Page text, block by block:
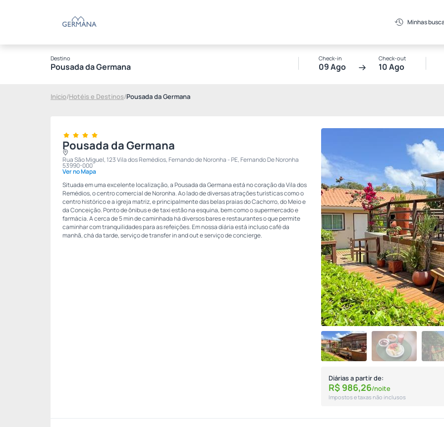
Minhas
Destino
Pousada da Germana
Check-in
09 Ago
Check-out
10 Ago
Início/Hotéis e Destinos/Pousada da Germana
Pousada da Germana
Rua São Miguel, 123 Vila dos Remédios, Fernando de Noronha - PE, Fernando De Noronha
53990-000
Ver no Mapa
Situada em uma excelente localização, a Pousada da Germana está no coração da Vila dos
Remédios, o centro comercial de Noronha. Ao lado de diversas atrações turísticas como o
centro histórico e a igreja matriz, e principalmente das belas praias do Cachorro, do Meio e
da Conceição. Ponto de ônibus e de taxi estão na esquina, bem como o supermercado e
farmácia. A cerca de 5 min de caminhada há diversos bares e restaurantes o que permite
caminhar com tranquilidades para as refeições. Em nossa diária está incluso café da
manhã, chá da tarde, serviço de transfer in and out e serviço de concierge.
Diárias a partir de:
R$ 986,26/noite
Impostos e taxas não inclusos